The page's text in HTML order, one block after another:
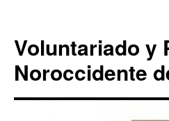
contenido
Voluntariado y
Noroccidente